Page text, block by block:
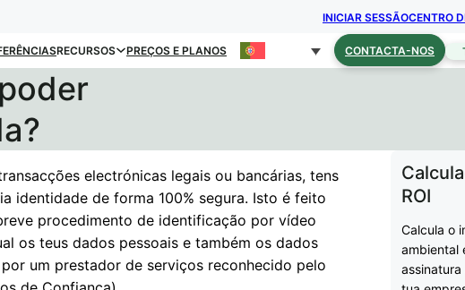
INICIAR SESSÃOCENTRO
RECURSOS PREÇOS E PLANOS CONTACTA-NOS
electrónicas legais ou bancárias, tens
identidade de forma 100% segura. Isto é feito
procedimento de identificação por vídeo
os teus dados pessoais e também os dados
um prestador de serviços reconhecido pelo
ROI
Calcula o
ambiental